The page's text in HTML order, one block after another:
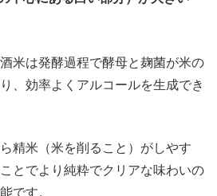
米は発酵過程で酵母と麹菌が米の
、効率よくアルコールを生成でき
精米（米を削ること）がしやす
とでより純粋でクリアな味わいの
です。